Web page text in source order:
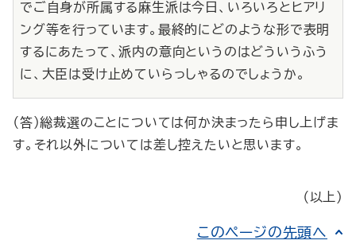
でご自身が所属する麻生派は今日、いろいろとヒアリ
ング等を行っています。最終的にどのような形で表明
するにあたって、派内の意向というのはどういうふう
に、大臣は受け止めていらっしゃるのでしょうか。
（答）総裁選のことについては何か決まったら申し上げま
す。それ以外については差し控えたいと思います。
（以上）
このページの先頭へ